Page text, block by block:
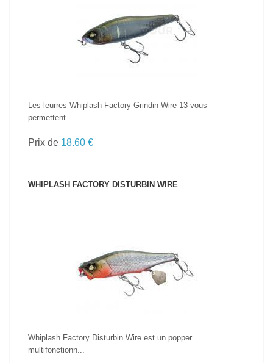
VOIR LE PRODUIT
Les leurres Whiplash Factory Grindin Wire 13 vous
permettent...
Prix de 18.60 €
WHIPLASH FACTORY DISTURBIN WIRE
Whiplash Factory Disturbin Wire est un popper
multifonctionn...